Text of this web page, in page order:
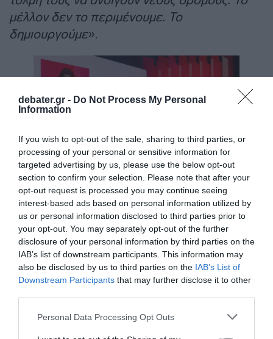
debater.gr - Do Not Process My Personal
Information
If you wish to opt-out of the sale, sharing to third parties, or
processing of your personal or sensitive information for
targeted advertising by us, please use the below opt-out
section to confirm your selection. Please note that after your
opt-out request is processed you may continue seeing
interest-based ads based on personal information utilized by
us or personal information disclosed to third parties prior to
your opt-out. You may separately opt-out of the further
disclosure of your personal information by third parties on the
IAB’s list of downstream participants. This information may
also be disclosed by us to third parties on the IAB’s List of
Downstream Participants that may further disclose it to other
Please note that this website/app uses one or more Google
Personal Data Processing Opt Outs
μέλλον δεν το περιμένουμε. Το
δημιουργούμε».
Η Τίνα Δάβου, νέα Διευθύνουσα
Σύμβουλος της Παπαστράτος
Η βραδιά ολοκληρώθηκε με μία συμβολική
αναφορά στη διαδρομή προς τα 100
χρόνια της εταιρείας, με την Παπαστράτος
να επιχειρεί να συνδέσει την ιστορική της
πορεία με το νέο παραγωγικό και τεχνολογικό
περιβάλλον της επόμενης δεκαετίας,